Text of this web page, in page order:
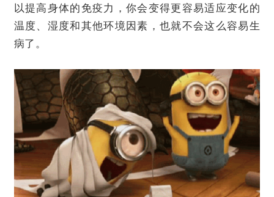
以提高身体的免疫力，你会变得更容易适应变化的
温度、湿度和其他环境因素，也就不会这么容易生
病了。